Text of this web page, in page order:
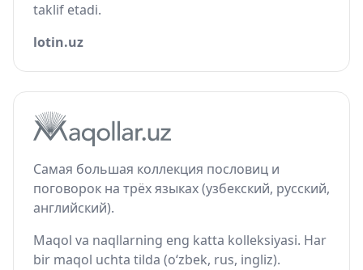
taklif etadi.
lotin.uz
Самая большая коллекция пословиц и
поговорок на трёх языках (узбекский, русский,
английский).
Maqol va naqllarning eng katta kolleksiyasi. Har
bir maqol uchta tilda (o‘zbek, rus, ingliz).